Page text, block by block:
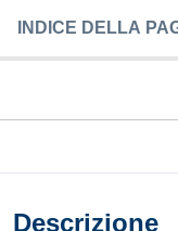
INDICE DELLA
Descrizione